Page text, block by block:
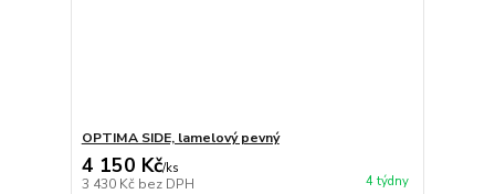
OPTIMA SIDE, lamelový pevný
4 150 Kč/ks
3 430 Kč bez DPH 4 týdny